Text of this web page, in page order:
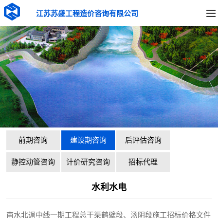
江苏苏盛工程造价咨询有限公司
前期咨询 建设期咨询 后评估咨询
静控动管咨询 计价研究咨询 招标代理
水利水电
南水北调中线一期工程总干渠鹤壁段、汤阴段施工招标价格文件